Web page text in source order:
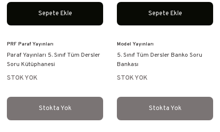
Sepete Ekle Sepete Ekle
PRF Paraf Yayınları
Paraf Yayınları 5. Sınıf Tüm Dersler
Soru Kütüphanesi
STOK YOK
Stokta Yok
Model Yayınları
5. Sınıf Tüm Dersler Banko Soru
Bankası
STOK YOK
Stokta Yok